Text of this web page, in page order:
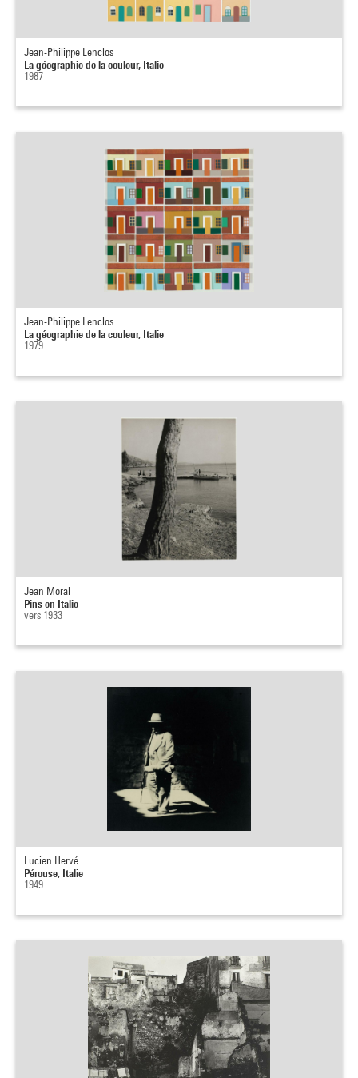
Jean-Philippe Lenclos
La géographie de la couleur, Italie
1987
Jean-Philippe Lenclos
La géographie de la couleur, Italie
1979
Jean Moral
Pins en Italie
vers 1933
Lucien Hervé
Pérouse, Italie
1949